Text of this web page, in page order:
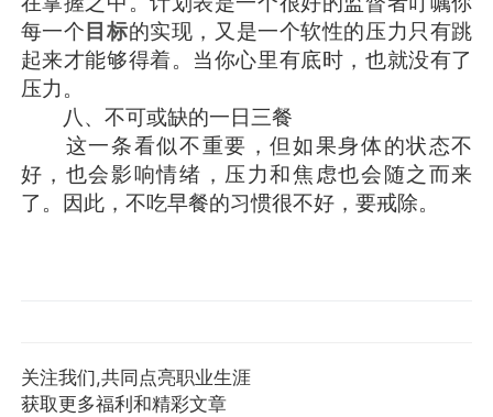
每一个目标的实现，又是一个软性的压力只有跳
起来才能够得着。当你心里有底时，也就没有了
压力。
八、不可或缺的一日三餐
这一条看似不重要，但如果身体的状态不
好，也会影响情绪，压力和焦虑也会随之而来
了。因此，不吃早餐的习惯很不好，要戒除。
关注我们,共同点亮职业生涯
获取更多福利和精彩文章